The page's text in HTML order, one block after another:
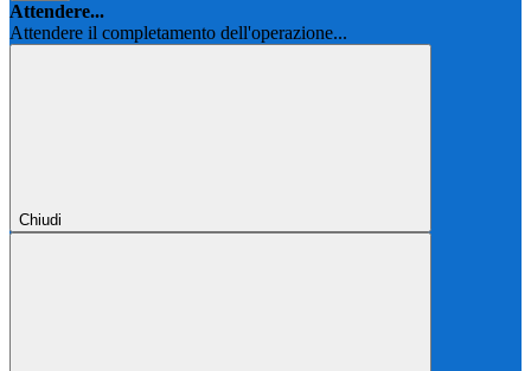
Attendere...
Attendere il completamento dell'operazione...
Chiudi